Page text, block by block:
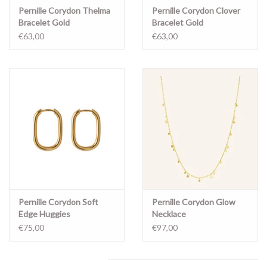
Pernille Corydon Thelma
Bracelet Gold
€63,00
Pernille Corydon Clover
Bracelet Gold
€63,00
Pernille Corydon Soft
Edge Huggies
€75,00
Pernille Corydon Glow
Necklace
€97,00